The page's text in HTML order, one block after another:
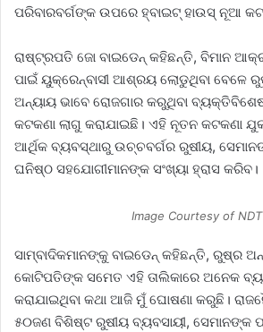
ପରିବାରବର୍ଗଙ୍କ ଉପରେ ହ୍ବାଇଟ୍‌ ହାଉସ୍‌ ନୂଆ
ରାଷ୍ଟ୍ରପତି ଜୋ ବାଇଡେନ୍‌ କହିଛନ୍ତି, ବିମାନ
ପାଇଁ ୟୁକ୍ରେନ୍‌ବାସୀ ଆଶ୍ରୟ ଲୋଡୁଥିବା ବେଳେ
ଅନ୍ୟାୟ ଭାବେ ରୋଜଗାର କରୁଥିବା
କଟକଣା ଲାଗୁ କରାଯାଇଛି। ଏହି ନୂତନ କଟକଣା
ଆର୍ଥିକ ବ୍ୟବସ୍ଥାରୁ ଉଚ୍ଚବର୍ଗର ରୁ‌ଷୀୟ,
ଘନିଷ୍ଠ ସହଯୋଗୀମାନଙ୍କ ସଂଖ୍ୟା ହ୍ରାସ କରିବ।
Image Courtesy of
ସାମ୍ବାଦିକମାନଙ୍କୁ ବାଇଡେନ୍‌ କହିଛନ୍ତି, ରୁଷ୍‌ର
କୋଟିପତିଙ୍କ ସମେତ ଏହି ତାଲିକାରେ ଅନେକ
କରାଯାଇଥିବା କଥା ଆଜି ମୁଁ ଘୋଷଣା କରୁଛି।
୫୦ଜଣ ବିଶିଷ୍ଟ ରୁଷୀୟ ବ୍ୟବସାୟୀ, ସେମାନଙ୍କ